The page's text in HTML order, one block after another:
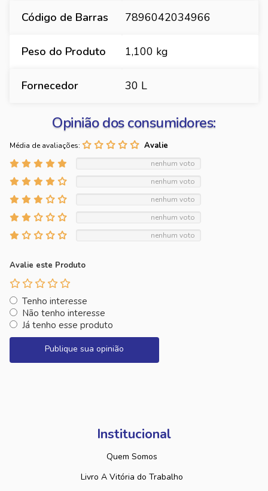
Código de Barras 7896042034966
Peso do Produto 1,100 kg
Fornecedor 30 L
Opinião dos consumidores:
Média de avaliações:
nenhum voto
nenhum voto
nenhum voto
nenhum voto
nenhum voto
Avalie este Produto
Tenho interesse
Não tenho interesse
Já tenho esse produto
Publique sua opinião
Institucional
Quem Somos
Livro A Vitória do Trabalho